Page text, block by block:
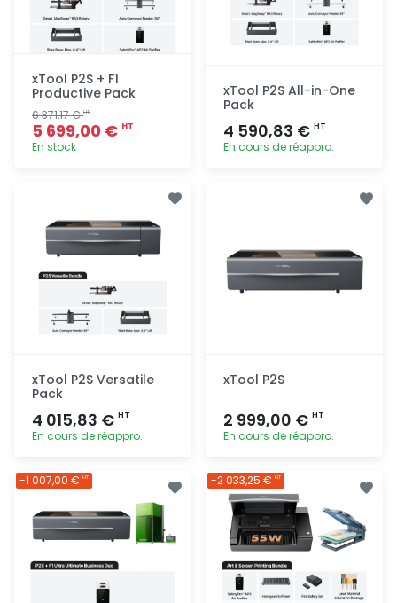
xTool P2S + F1
Productive Pack
6 371,17 €HT
5 699,00 € HT
En stock
xTool P2S All-in-One
Pack
4 590,83 € HT
En cours de réappro.
xTool P2S Versatile
Pack
4 015,83 € HT
En cours de réappro.
xTool P2S
2 999,00 € HT
En cours de réappro.
rapide
-1 007,00 € HT -2 033,25 € HT